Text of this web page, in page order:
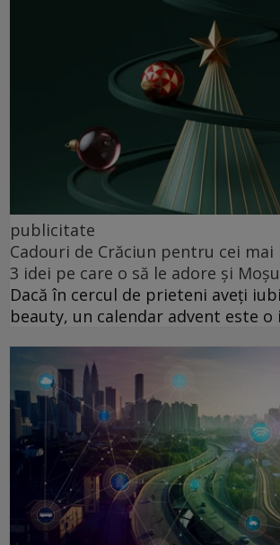
publicitate
Cadouri de Crăciun pentru cei
3 idei pe care o să le adore și
Dacă în cercul de prieteni aveți
beauty, un calendar advent este o